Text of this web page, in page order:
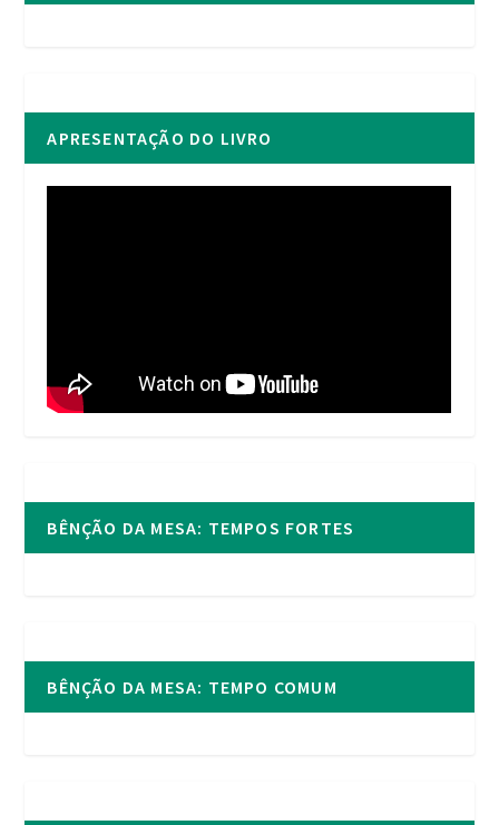
APRESENTAÇÃO DO LIVRO
BÊNÇÃO DA MESA: TEMPOS FORTES
BÊNÇÃO DA MESA: TEMPO COMUM